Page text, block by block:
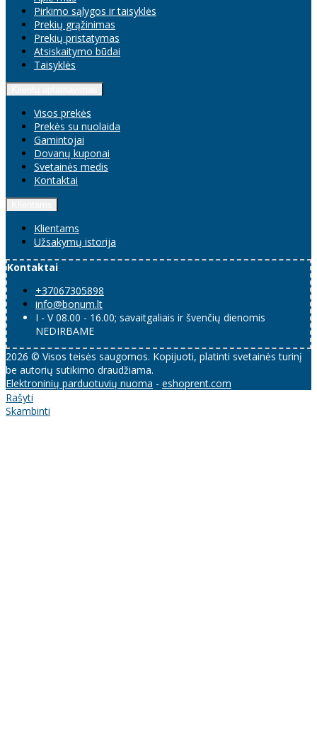
Pirkimo sąlygos ir taisyklės
Prekių grąžinimas
Prekių pristatymas
Atsiskaitymo būdai
Taisyklės
Visos prekės
Prekės su nuolaida
Gamintojai
Dovanų kuponai
Svetainės medis
Kontaktai
Klientams
Užsakymų istorija
Kontaktai
+37067305898
info@bonum.lt
I - V 08.00 - 16.00; savaitgaliais ir švenčių dienomis
NEDIRBAME
2026 © Visos teisės saugomos. Kopijuoti, platinti svetainės turinį
be autorių sutikimo draudžiama.
Elektroninių parduotuvių nuoma - eshoprent.com
Rašyti
Skambinti